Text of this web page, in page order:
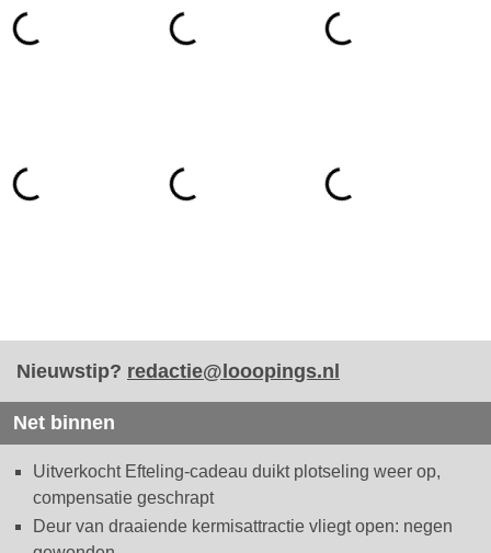
Nieuwstip? redactie@looopings.nl
Net binnen
Uitverkocht Efteling-cadeau duikt plotseling weer op,
compensatie geschrapt
Deur van draaiende kermisattractie vliegt open: negen